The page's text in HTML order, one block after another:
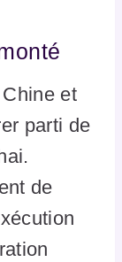
et
parti de
de